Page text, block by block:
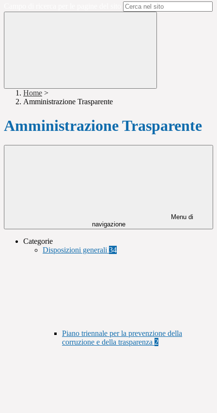
Home >
Amministrazione Trasparente
Amministrazione Trasparente
Menu di
navigazione
Categorie
Disposizioni generali 34
Piano triennale per la prevenzione della
corruzione e della trasparenza 2